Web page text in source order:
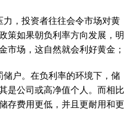
，投资者往往会令市场对黄
策如果朝负利率方向发展，明
市场，这自然就会利好黄金；
户。在负利率的环境下，储
是公司或高净值个人。而相比
存费用更低，并且更耐用和更